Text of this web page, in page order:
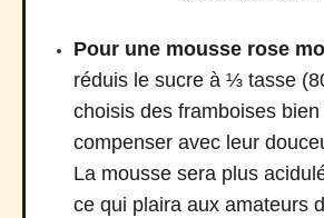
Pour une mousse rose
réduis le sucre à ⅓ tasse
choisis des framboises
compenser avec leur
La mousse sera plus
ce qui plaira aux amateurs